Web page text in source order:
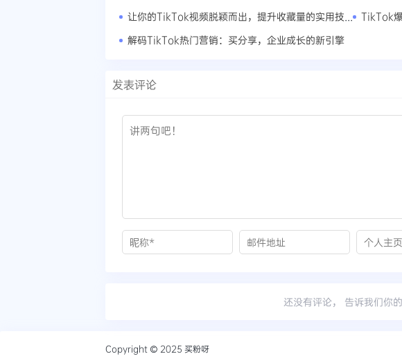
TikTok
解码TikTok热门营销：买分享，企业成长的新引擎
发表评论
还没有评论， 告诉我们你
Copyright © 2025 买粉呀